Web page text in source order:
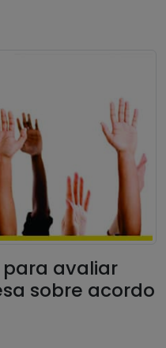
para avaliar
sobre acordo